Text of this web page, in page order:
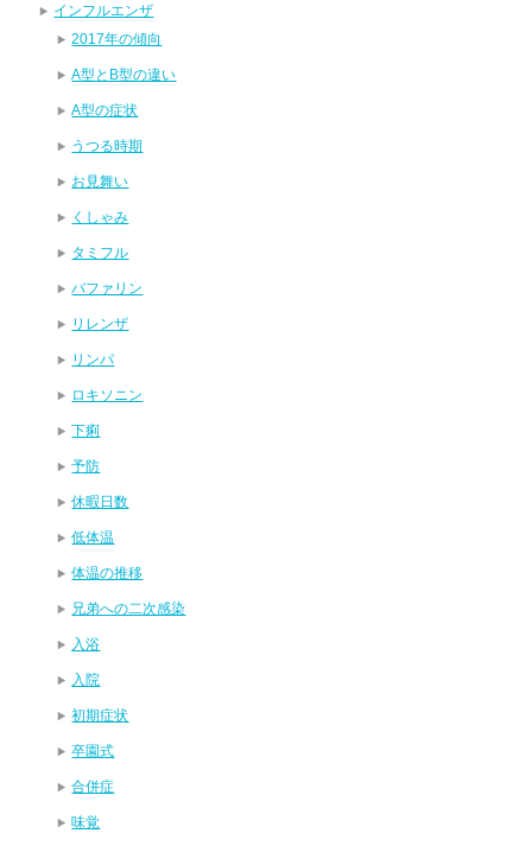
インフルエンザ
2017年の傾向
A型とB型の違い
A型の症状
うつる時期
お見舞い
くしゃみ
タミフル
バファリン
リレンザ
リンパ
ロキソニン
下痢
予防
休暇日数
低体温
体温の推移
兄弟への二次感染
入浴
入院
初期症状
卒園式
合併症
味覚